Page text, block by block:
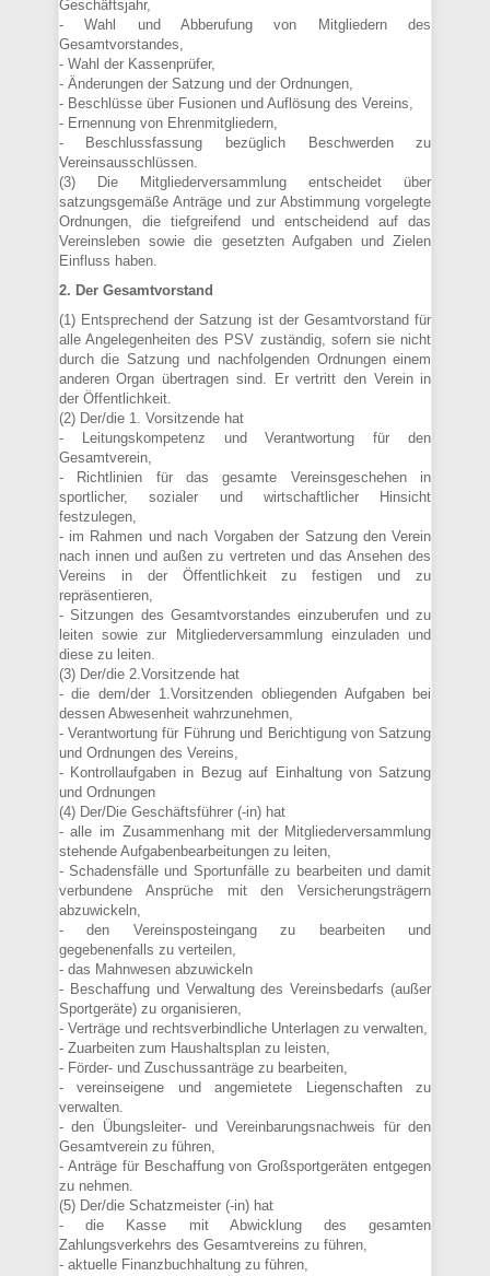
Geschäftsjahr,
- Wahl und Abberufung von Mitgliedern des
Gesamtvorstandes,
- Wahl der Kassenprüfer,
- Änderungen der Satzung und der Ordnungen,
- Beschlüsse über Fusionen und Auflösung des Vereins,
- Ernennung von Ehrenmitgliedern,
- Beschlussfassung bezüglich Beschwerden zu
Vereinsausschlüssen.
(3) Die Mitgliederversammlung entscheidet über
satzungsgemäße Anträge und zur Abstimmung vorgelegte
Ordnungen, die tiefgreifend und entscheidend auf das
Vereinsleben sowie die gesetzten Aufgaben und Zielen
Einfluss haben.
2. Der Gesamtvorstand
(1) Entsprechend der Satzung ist der Gesamtvorstand für
alle Angelegenheiten des PSV zuständig, sofern sie nicht
durch die Satzung und nachfolgenden Ordnungen einem
anderen Organ übertragen sind. Er vertritt den Verein in
der Öffentlichkeit.
(2) Der/die 1. Vorsitzende hat
- Leitungskompetenz und Verantwortung für den
Gesamtverein,
- Richtlinien für das gesamte Vereinsgeschehen in
sportlicher, sozialer und wirtschaftlicher Hinsicht
festzulegen,
- im Rahmen und nach Vorgaben der Satzung den Verein
nach innen und außen zu vertreten und das Ansehen des
Vereins in der Öffentlichkeit zu festigen und zu
repräsentieren,
- Sitzungen des Gesamtvorstandes einzuberufen und zu
leiten sowie zur Mitgliederversammlung einzuladen und
diese zu leiten.
(3) Der/die 2.Vorsitzende hat
- die dem/der 1.Vorsitzenden obliegenden Aufgaben bei
dessen Abwesenheit wahrzunehmen,
- Verantwortung für Führung und Berichtigung von Satzung
und Ordnungen des Vereins,
- Kontrollaufgaben in Bezug auf Einhaltung von Satzung
und Ordnungen
(4) Der/Die Geschäftsführer (-in) hat
- alle im Zusammenhang mit der Mitgliederversammlung
stehende Aufgabenbearbeitungen zu leiten,
- Schadensfälle und Sportunfälle zu bearbeiten und damit
verbundene Ansprüche mit den Versicherungsträgern
abzuwickeln,
- den Vereinsposteingang zu bearbeiten und
gegebenenfalls zu verteilen,
- das Mahnwesen abzuwickeln
- Beschaffung und Verwaltung des Vereinsbedarfs (außer
Sportgeräte) zu organisieren,
- Verträge und rechtsverbindliche Unterlagen zu verwalten,
- Zuarbeiten zum Haushaltsplan zu leisten,
- Förder- und Zuschussanträge zu bearbeiten,
- vereinseigene und angemietete Liegenschaften zu
verwalten.
- den Übungsleiter- und Vereinbarungsnachweis für den
Gesamtverein zu führen,
- Anträge für Beschaffung von Großsportgeräten entgegen
zu nehmen.
(5) Der/die Schatzmeister (-in) hat
- die Kasse mit Abwicklung des gesamten
Zahlungsverkehrs des Gesamtvereins zu führen,
- aktuelle Finanzbuchhaltung zu führen,